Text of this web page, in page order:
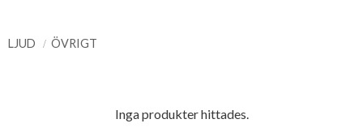
LJUD ÖVRIGT
Inga produkter hittades.